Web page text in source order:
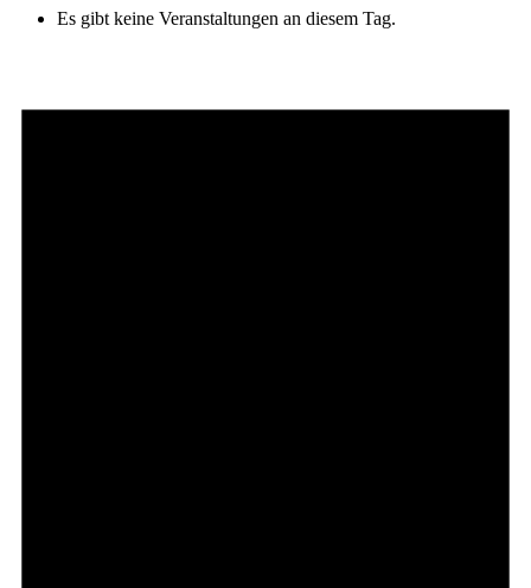
Es gibt keine Veranstaltungen an diesem Tag.